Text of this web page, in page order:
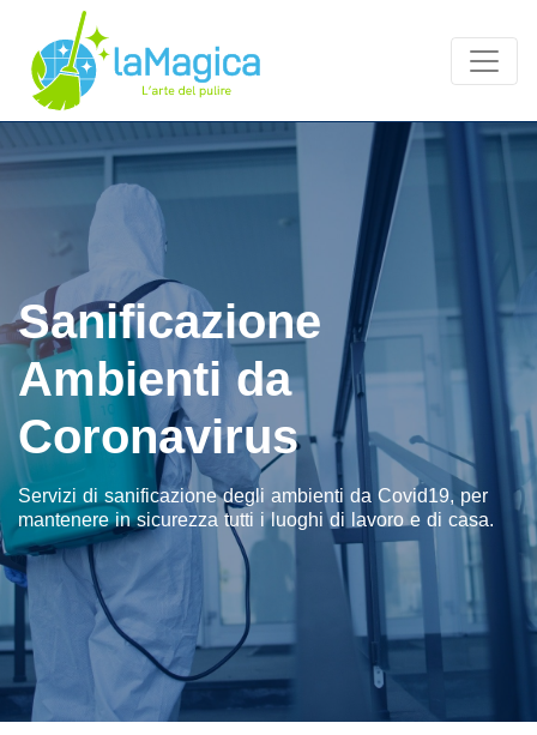
Sanificazione
Ambienti da
Coronavirus
Servizi di sanificazione degli ambienti da Covid19, per
mantenere in sicurezza tutti i luoghi di lavoro e di casa.